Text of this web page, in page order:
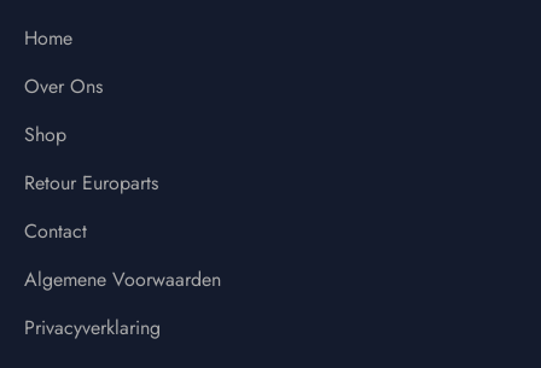
Home
Over Ons
Shop
Retour Europarts
Contact
Algemene Voorwaarden
Privacyverklaring